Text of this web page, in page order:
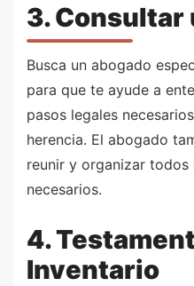
3. Consultar
Busca un abogado
para que te ayude a
pasos legales
herencia. El abogado
reunir y organizar
necesarios.
4.
Inventario